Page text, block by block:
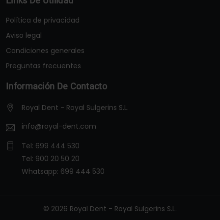
Política de privacidad
Aviso legal
Condiciones generales
Preguntas frecuentes
Información De Contacto
Royal Dent - Royal Sulgerins S.L.
info@royal-dent.com
Tel: 699 444 530
Tel: 900 20 50 20
Whatsapp: 699 444 530
© 2026 Royal Dent - Royal Sulgerins S.L.